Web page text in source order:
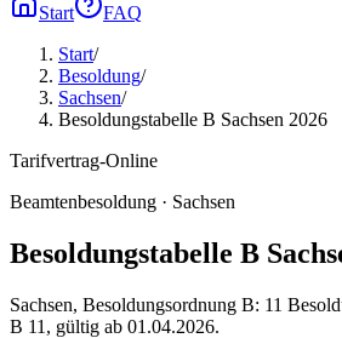
Start
FAQ
Start/
Besoldung/
Sachsen/
Besoldungstabelle B Sachsen 2026
Tarifvertrag-Online
Beamtenbesoldung · Sachsen
Besoldungstabelle B
Sachsen, Besoldungsordnung B: 11
B 11, gültig ab 01.04.2026.